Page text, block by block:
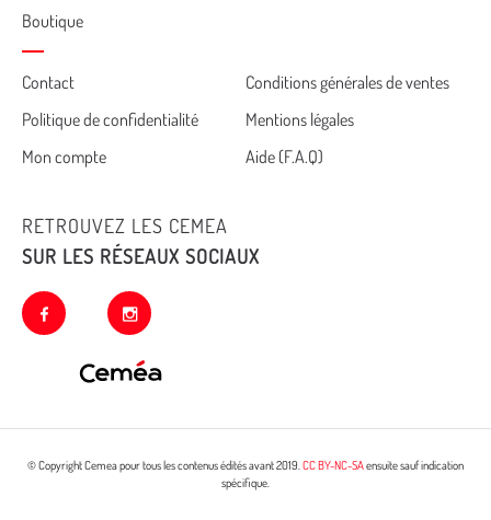
Boutique
Cemea
footer
Contact
Conditions générales de ventes
Politique de confidentialité
Mentions légales
Mon compte
Aide (F.A.Q)
RETROUVEZ LES CEMEA
SUR LES RÉSEAUX SOCIAUX
facebook instagram
© Copyright Cemea pour tous les contenus édités avant 2019.CC BY-NC-SAensuite sauf indication
spécifique.